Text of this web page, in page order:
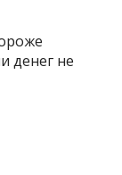
денег не